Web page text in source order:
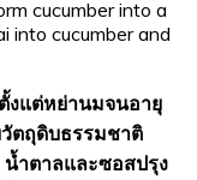
cucumber into a
into cucumber and
งแต่หย่านมจนอายุ
ตถุดิบธรรมชาติ
น้ำตาลและซอสปรุง